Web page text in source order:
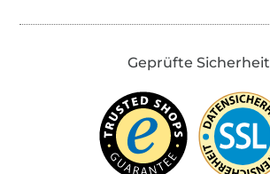
Geprüfte Sicherheit